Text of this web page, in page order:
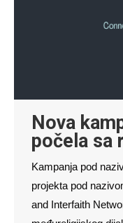
Nova
počela sa
Kampanja pod
projekta pod
and Interfaith